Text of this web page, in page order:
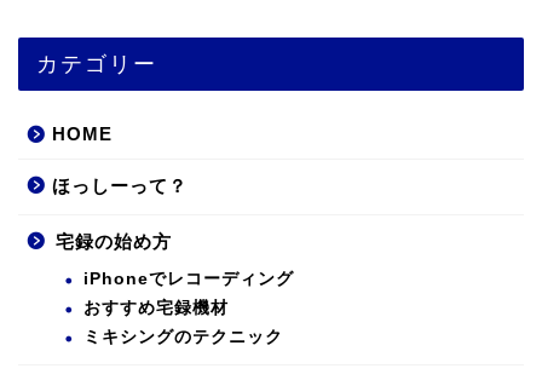
カテゴリー
HOME
ほっしーって？
宅録の始め方
iPhoneでレコーディング
おすすめ宅録機材
ミキシングのテクニック